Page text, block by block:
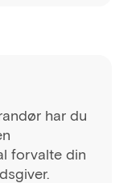
har du
forvalte din